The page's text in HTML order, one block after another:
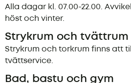
Alla dagar kl. 07.00-22.00.
höst och vinter.
Strykrum och tvättrum
Strykrum och torkrum finns att
tvättservice.
Bad, bastu och gym